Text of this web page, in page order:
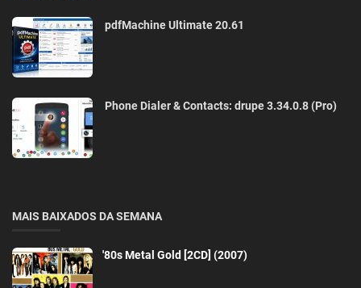
pdfMachine Ultimate 20.61
Phone Dialer & Contacts: drupe 3.34.0.8 (Pro)
MAIS BAIXADOS DA SEMANA
'80s Metal Gold [2CD] (2007)